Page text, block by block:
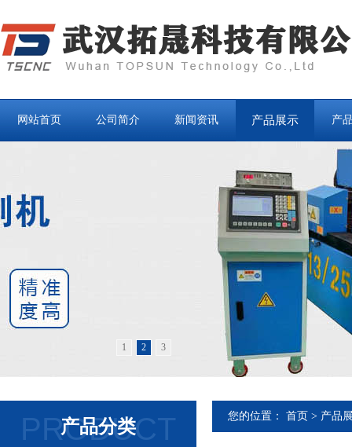
网站首页 公司简介 新闻资讯 产品展示 产
1 2 3
产品分类
PRODUCT 您的位置： 首页 > 产品